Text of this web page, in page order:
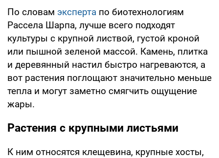
По словам эксперта по биотехнологиям
Рассела Шарпа, лучше всего подходят
культуры с крупной листвой, густой кроной
или пышной зеленой массой. Камень, плитка
и деревянный настил быстро нагреваются, а
вот растения поглощают значительно меньше
тепла и могут заметно смягчить ощущение
жары.
Растения с крупными листьями
К ним относятся клещевина, крупные хосты,